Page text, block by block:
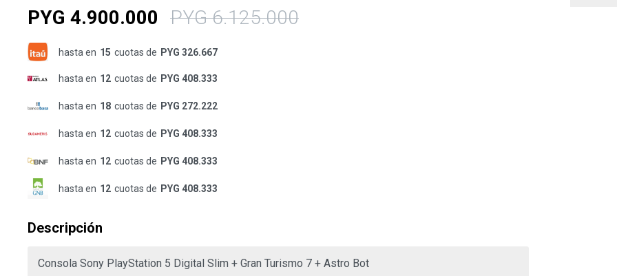
PYG 4.900.000 PYG 6.125.000
hasta en 15 cuotas de PYG 326.667
hasta en 12 cuotas de PYG 408.333
hasta en 18 cuotas de PYG 272.222
hasta en 12 cuotas de PYG 408.333
hasta en 12 cuotas de PYG 408.333
hasta en 12 cuotas de PYG 408.333
Descripción
Consola Sony PlayStation 5 Digital Slim + Gran Turismo 7 + Astro Bot